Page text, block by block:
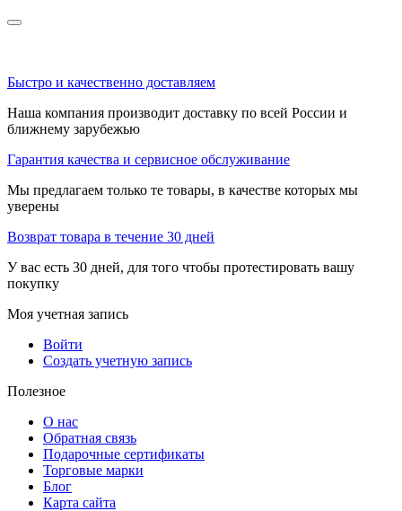
Быстро и качественно доставляем
Наша компания производит доставку по всей России и
ближнему зарубежью
Гарантия качества и сервисное обслуживание
Мы предлагаем только те товары, в качестве которых мы
уверены
Возврат товара в течение 30 дней
У вас есть 30 дней, для того чтобы протестировать вашу
покупку
Моя учетная запись
Войти
Создать учетную запись
Полезное
О нас
Обратная связь
Подарочные сертификаты
Торговые марки
Блог
Карта сайта